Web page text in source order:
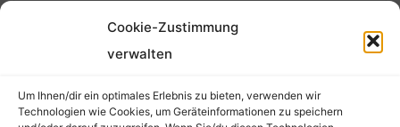
Cookie-Zustimmung
verwalten
Um Ihnen/dir ein optimales Erlebnis zu bieten, verwenden wir
Technologien wie Cookies, um Geräteinformationen zu speichern